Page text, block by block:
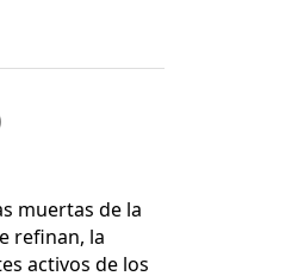
muertas de la
refinan, la
activos de los